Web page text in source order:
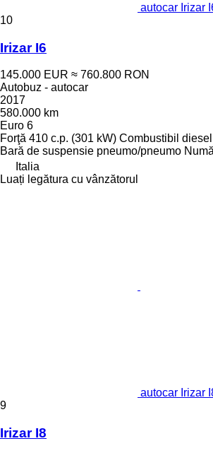
autocar Irizar
10
Irizar I6
145.000 EUR ≈ 760.800 RON
Autobuz - autocar
2017
580.000 km
Euro 6
Forţă 410 c.p. (301 kW) Combustibil diesel
Bară de suspensie pneumo/pneumo
Italia
Luați legătura cu vânzătorul
autocar Irizar
9
Irizar I8